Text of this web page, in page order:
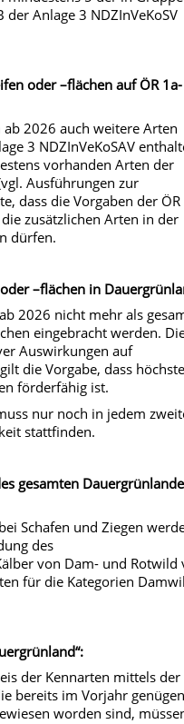
Anlage 3 NDZInVeKoSV
oder –flächen auf ÖR 1a-
2026 auch weitere Arten
3 NDZInVeKoSAV
vorhanden Arten der
Ausführungen zur
dass die Vorgaben der ÖR
zusätzlichen Arten in der
dürfen.
–flächen in
2026 nicht mehr als
eingebracht werden.
Auswirkungen auf
die Vorgabe, dass
förderfähig ist.
nur noch in jedem
stattfinden.
gesamten
Schafen und Ziegen
des
von Dam- und Rotwild
für die Kategorien
der Kennarten mittels der
bereits im Vorjahr
worden sind,